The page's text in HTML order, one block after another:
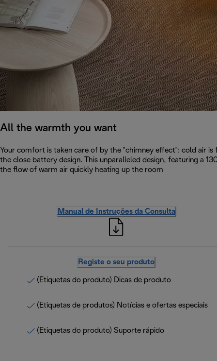
All the warmth you want
Your comfort is taken care of by the "chimney effect": cold air
the close battery design. This unparalleled design, featuring a
the flow of warm air quickly heating up the room
Manual de Instruções da Consulta
Registe o seu produto
(Etiquetas do produto) Dicas de produto
(Etiquetas de produtos) Notícias e ofertas especiais
(Etiquetas do produto) Suporte rápido